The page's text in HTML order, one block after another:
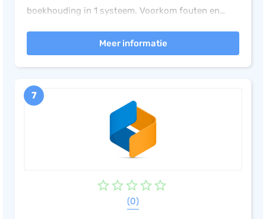
boekhouding in 1 systeem. Voorkom fouten en
kies het ERP pakket die bij jouw bedrijf past.
Meer informatie
7
(0)